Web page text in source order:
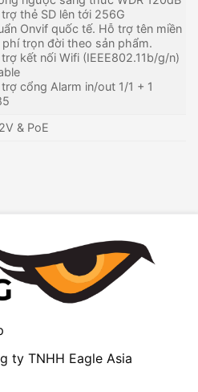
thẻ SD lên tới 256G
Onvif quốc tế. Hỗ trợ tên miền
phí trọn đời theo sản phẩm.
kết nối Wifi (IEEE802.11b/g/n)
cổng Alarm in/out 1/1 + 1
& PoE
ty TNHH Eagle Asia